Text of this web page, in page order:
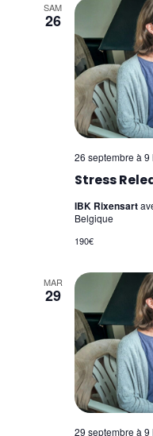
Psychogénéalogie
Analyse
Autres Formations
SAM
26
Stress
26 septembre à 9
IBK Rixensart
Belgique
190€
MAR
29
29 septembre à 9